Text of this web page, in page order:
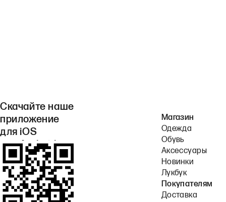
Скачайте наше
приложение
для iOS
или Android.
Магазин
Одежда
Обувь
Аксессуары
Новинки
Лукбук
Покупателям
Доставка